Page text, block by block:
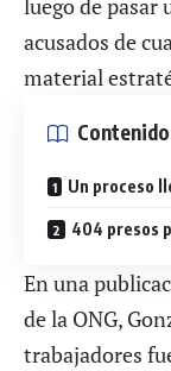
luego de pasar
acusados de
material
Contenido
Un proceso
404 presos
En una
de la ONG,
trabajadores